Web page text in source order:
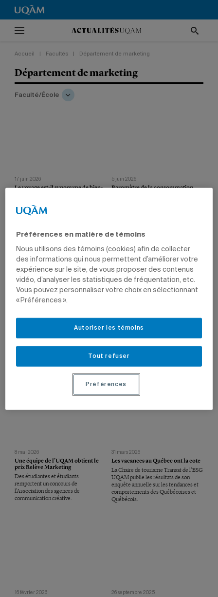
Accueil Facultés Département de marketing
Département de marketing
Faculté/École
17 juin 2026
Le voyage est-il synonyme de bien-
déconnexion qui procurent le plus de
bonheur, révèle une étude.
5 juin 2026
Baromètre de la consommation
2 juin 2026
Impossible aujourd’hui d’enseigner
13 mai 2026
Création d’un Observatoire de l’IA,
du Tourisme.
8 mai 2026
Une équipe de l’UQAM obtient le
prix Relève Marketing
Des étudiantes et étudiants
remportent un concours de
l’Association des agences de
communication créative.
31 mars 2026
Les vacances au Québec ont la cote
La Chaire de tourisme Transat de l’ESG
UQAM publie les résultats de son
enquête annuelle sur les tendances et
comportements des Québécoises et
Québécois.
16 février 2026 26 septembre 2025
Préférences en matière de témoins
Nous utilisons des témoins (cookies) afin de collecter
des informations qui nous permettent d’améliorer votre
expérience sur le site, de vous proposer des contenus
vidéo, d’analyser les statistiques de fréquentation, etc.
Vous pouvez personnaliser votre choix en sélectionnant
« Préférences ».
Tout refuser
Autoriser les témoins
Préférences